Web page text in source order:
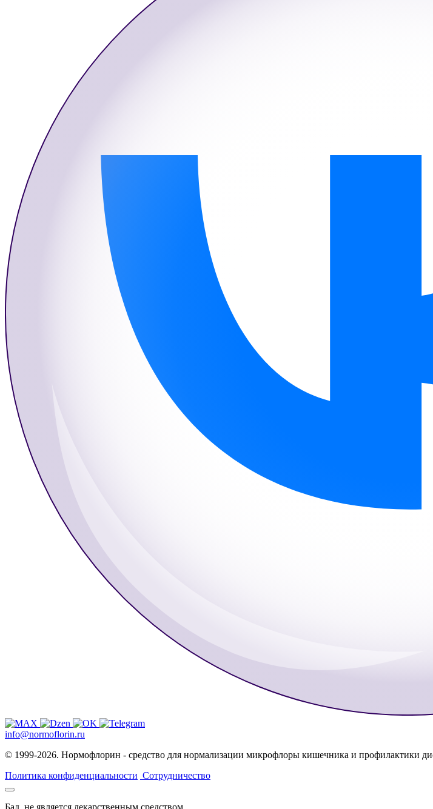
info@normoflorin.ru
© 1999-2026. Нормофлорин - средство для нормализации микрофлоры кишечника и профилактики
Политика конфиденциальности Сотрудничество